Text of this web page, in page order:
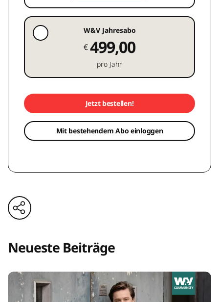
W&V Jahresabo
€499,00
pro Jahr
Jetzt bestellen!
Mit bestehendem Abo einloggen
Neueste Beiträge